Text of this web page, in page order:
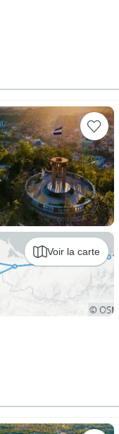
Voir la carte